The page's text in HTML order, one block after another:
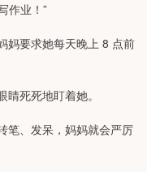
作业！”
妈要求她每天晚上 8 点前
死死地盯着她。
笔、发呆，妈妈就会严厉